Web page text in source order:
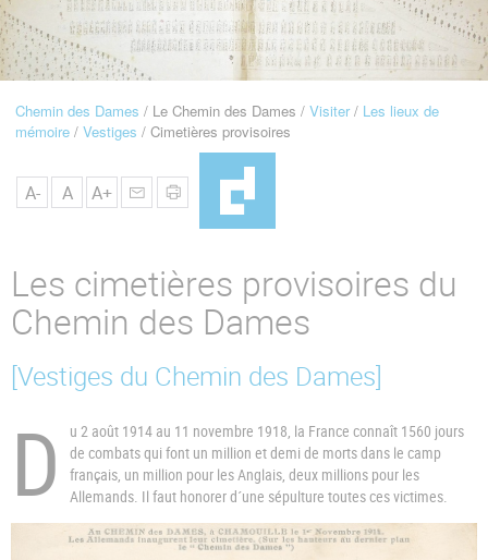
Navigation
Fil
Chemin des Dames Le Chemin des Dames Visiter
Les lieux de
mémoire
Vestiges Cimetières provisoires
A- A A+
Les cimetières provisoires du
Chemin des Dames
[Vestiges du Chemin des Dames]
D
u 2 août 1914 au 11 novembre 1918, la France connaît 1560 jours
de combats qui font un million et demi de morts dans le camp
français, un million pour les Anglais, deux millions pour les
Allemands. Il faut honorer d´une sépulture toutes ces victimes.